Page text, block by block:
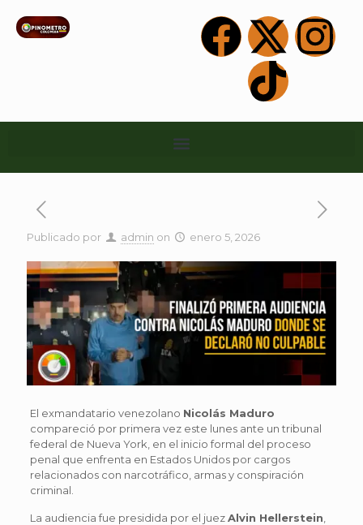
Publicado por admin on enero 5, 2026
El exmandatario venezolano Nicolás Maduro
compareció por primera vez este lunes ante un tribunal
federal de Nueva York, en el inicio formal del proceso
penal que enfrenta en Estados Unidos por cargos
relacionados con narcotráfico, armas y conspiración
criminal.
La audiencia fue presidida por el juezAlvin Hellerstein